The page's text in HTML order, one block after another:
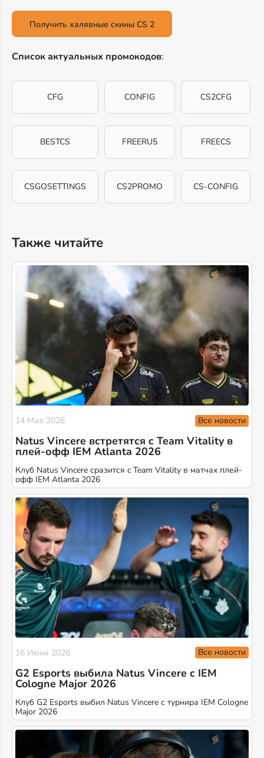
Получить халявные скины CS 2
Список актуальных промокодов:
CFG CONFIG CS2CFG
BESTCS FREERU5 FREECS
CSGOSETTINGS CS2PROMO CS-CONFIG
Также читайте
14 Мая 2026 Все новости
Natus Vincere встретятся c Team Vitality в
плей-офф IEM Atlanta 2026
Клуб Natus Vincere сразится c Team Vitality в матчах плей-
офф IEM Atlanta 2026
16 Июня 2026 Все новости
G2 Esports выбила Natus Vincere с IEM
Cologne Major 2026
Клуб G2 Esports выбил Natus Vincere с турнира IEM Cologne
Major 2026